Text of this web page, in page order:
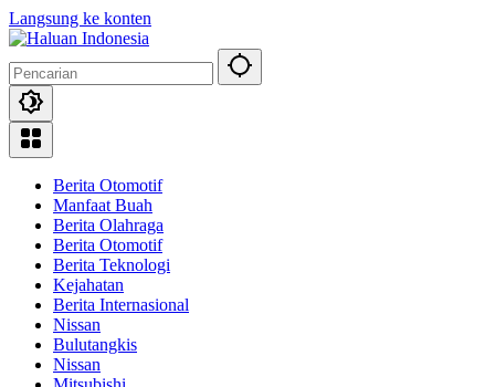
Langsung ke konten
Berita Otomotif
Manfaat Buah
Berita Olahraga
Berita Otomotif
Berita Teknologi
Kejahatan
Berita Internasional
Nissan
Bulutangkis
Nissan